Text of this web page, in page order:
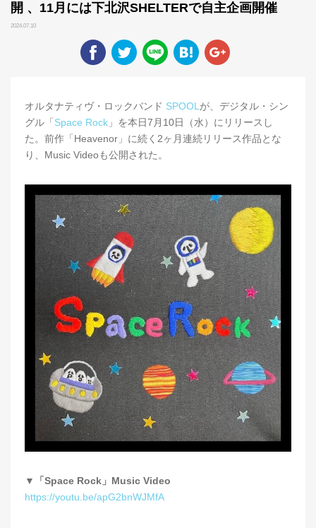
開 、11月には下北沢SHELTERで自主企画開催
2024.07.10
オルタナティヴ・ロックバンド SPOOLが、デジタル・シン
グル「 Space Rock 」を本日7月10日（水）にリリースし
た。前作「Heavenor」に続く2ヶ月連続リリース作品とな
り、Music Videoも公開された。
▼「Space Rock」Music Video
https://youtu.be/apG2bnWJMfA